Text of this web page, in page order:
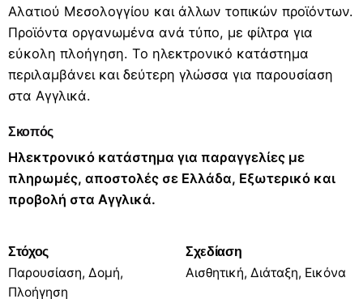
Αλατιού Μεσολογγίου και άλλων τοπικών προϊόντων.
Προϊόντα οργανωμένα ανά τύπο, με φίλτρα για
εύκολη πλοήγηση. Το ηλεκτρονικό κατάστημα
περιλαμβάνει και δεύτερη γλώσσα για παρουσίαση
στα Αγγλικά.
Σκοπός
Ηλεκτρονικό κατάστημα για παραγγελίες με
πληρωμές, αποστολές σε Ελλάδα, Εξωτερικό και
προβολή στα Αγγλικά.
Στόχος
Παρουσίαση, Δομή,
Πλοήγηση
Σχεδίαση
Αισθητική, Διάταξη, Εικόνα